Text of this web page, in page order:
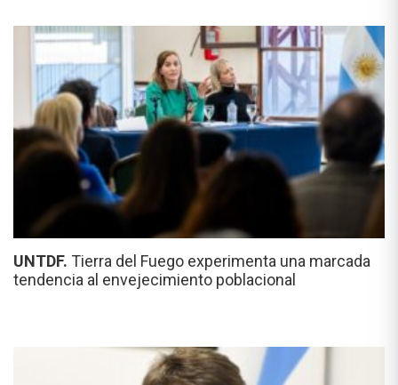
UNTDF. Tierra del Fuego experimenta una marcada
tendencia al envejecimiento poblacional